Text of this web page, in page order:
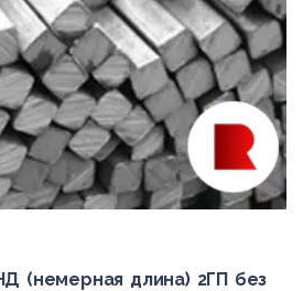
(немерная длина) 2ГП без